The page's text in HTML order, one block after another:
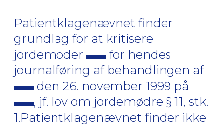
Patientklagenævnet finder
grundlag for at kritisere
jordemoder
for hendes
journalføring af behandlingen af
den 26. november 1999 på
, jf. lov om jordemødre § 11, stk.
1.Patientklagenævnet finder ikke